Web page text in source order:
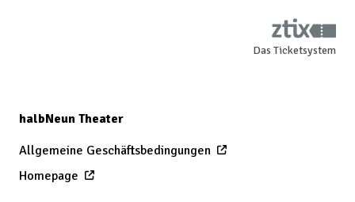
Das Ticketsystem
halbNeun Theater
Allgemeine Geschäftsbedingungen
Homepage